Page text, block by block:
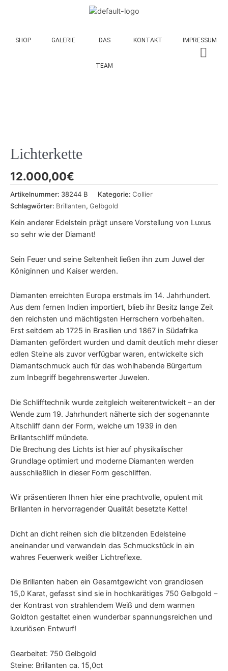
SHOP GALERIE DAS
TEAM
KONTAKT IMPRESSUM
Lichterkette
12.000,00€
Artikelnummer: 38244 B Kategorie: Collier
Schlagwörter: Brillanten, Gelbgold
Kein anderer Edelstein prägt unsere Vorstellung von Luxus
so sehr wie der Diamant!
Sein Feuer und seine Seltenheit ließen ihn zum Juwel der
Königinnen und Kaiser werden.
Diamanten erreichten Europa erstmals im 14. Jahrhundert.
Aus dem fernen Indien importiert, blieb ihr Besitz lange Zeit
den reichsten und mächtigsten Herrschern vorbehalten.
Erst seitdem ab 1725 in Brasilien und 1867 in Südafrika
Diamanten gefördert wurden und damit deutlich mehr dieser
edlen Steine als zuvor verfügbar waren, entwickelte sich
Diamantschmuck auch für das wohlhabende Bürgertum
zum Inbegriff begehrenswerter Juwelen.
Die Schlifftechnik wurde zeitgleich weiterentwickelt – an der
Wende zum 19. Jahrhundert näherte sich der sogenannte
Altschliff dann der Form, welche um 1939 in den
Brillantschliff mündete.
Die Brechung des Lichts ist hier auf physikalischer
Grundlage optimiert und moderne Diamanten werden
ausschließlich in dieser Form geschliffen.
Wir präsentieren Ihnen hier eine prachtvolle, opulent mit
Brillanten in hervorragender Qualität besetzte Kette!
Dicht an dicht reihen sich die blitzenden Edelsteine
aneinander und verwandeln das Schmuckstück in ein
wahres Feuerwerk weißer Lichtreflexe.
Die Brillanten haben ein Gesamtgewicht von grandiosen
15,0 Karat, gefasst sind sie in hochkarätiges 750 Gelbgold –
der Kontrast von strahlendem Weiß und dem warmen
Goldton gestaltet einen wunderbar spannungsreichen und
luxuriösen Entwurf!
Gearbeitet: 750 Gelbgold
Steine: Brillanten ca. 15,0ct